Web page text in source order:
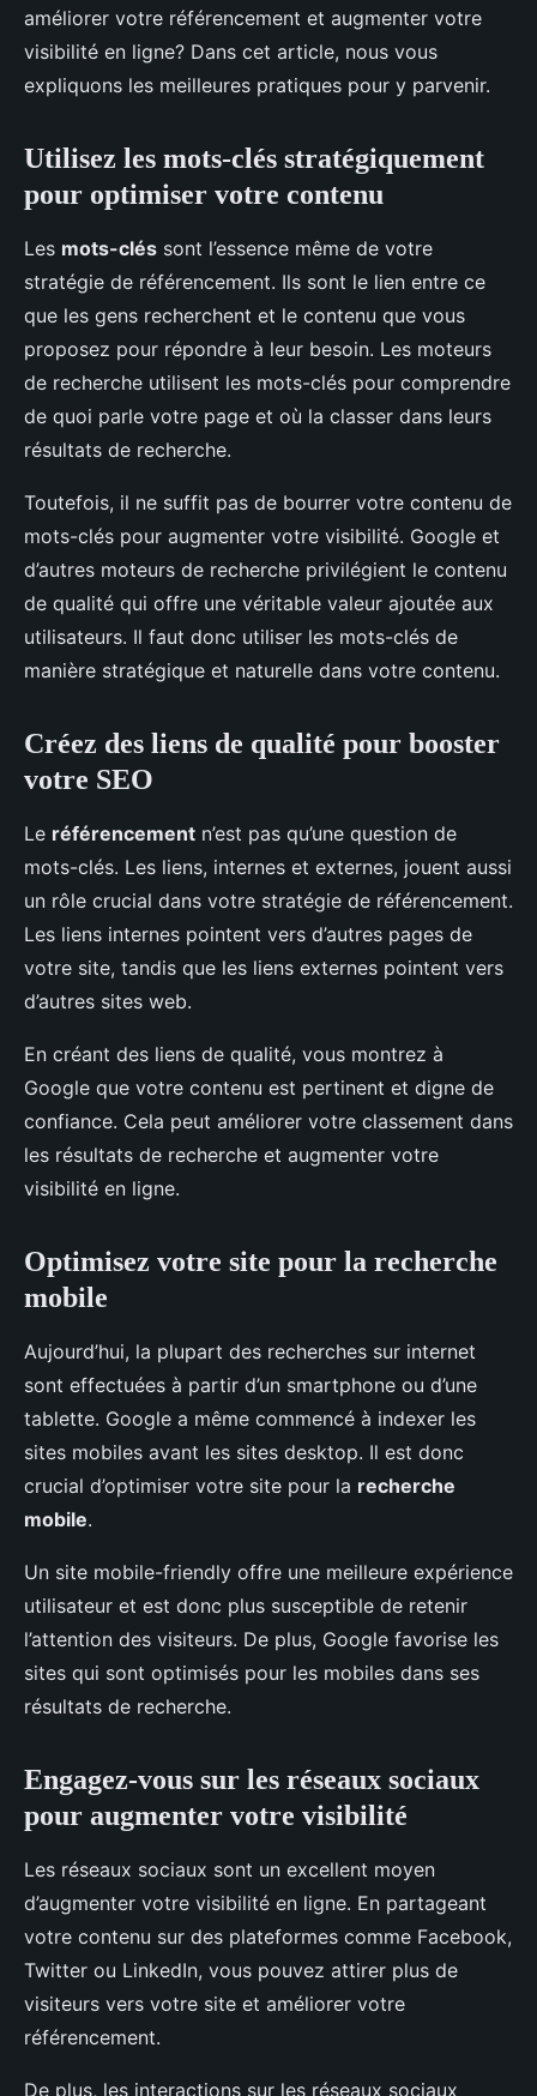
améliorer votre référencement et augmenter votre
visibilité en ligne? Dans cet article, nous vous
expliquons les meilleures pratiques pour y parvenir.
Utilisez les mots-clés stratégiquement
pour optimiser votre contenu
Les mots-clés sont l’essence même de votre
stratégie de référencement. Ils sont le lien entre ce
que les gens recherchent et le contenu que vous
proposez pour répondre à leur besoin. Les moteurs
de recherche utilisent les mots-clés pour comprendre
de quoi parle votre page et où la classer dans leurs
résultats de recherche.
Toutefois, il ne suffit pas de bourrer votre contenu de
mots-clés pour augmenter votre visibilité. Google et
d’autres moteurs de recherche privilégient le contenu
de qualité qui offre une véritable valeur ajoutée aux
utilisateurs. Il faut donc utiliser les mots-clés de
manière stratégique et naturelle dans votre contenu.
Créez des liens de qualité pour booster
votre SEO
Le référencement n’est pas qu’une question de
mots-clés. Les liens, internes et externes, jouent aussi
un rôle crucial dans votre stratégie de référencement.
Les liens internes pointent vers d’autres pages de
votre site, tandis que les liens externes pointent vers
d’autres sites web.
En créant des liens de qualité, vous montrez à
Google que votre contenu est pertinent et digne de
confiance. Cela peut améliorer votre classement dans
les résultats de recherche et augmenter votre
visibilité en ligne.
Optimisez votre site pour la recherche
mobile
Aujourd’hui, la plupart des recherches sur internet
sont effectuées à partir d’un smartphone ou d’une
tablette. Google a même commencé à indexer les
sites mobiles avant les sites desktop. Il est donc
crucial d’optimiser votre site pour la recherche
mobile.
Un site mobile-friendly offre une meilleure expérience
utilisateur et est donc plus susceptible de retenir
l’attention des visiteurs. De plus, Google favorise les
sites qui sont optimisés pour les mobiles dans ses
résultats de recherche.
Engagez-vous sur les réseaux sociaux
pour augmenter votre visibilité
Les réseaux sociaux sont un excellent moyen
d’augmenter votre visibilité en ligne. En partageant
votre contenu sur des plateformes comme Facebook,
Twitter ou LinkedIn, vous pouvez attirer plus de
visiteurs vers votre site et améliorer votre
référencement.
De plus, les interactions sur les réseaux sociaux